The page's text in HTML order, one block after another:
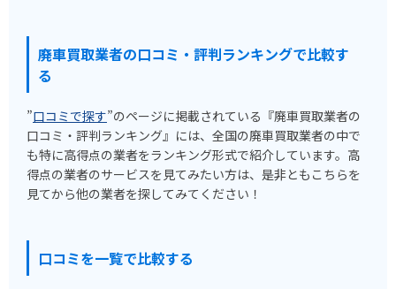
廃車買取業者の口コミ・評判ランキングで比較す
る
”口コミで探す”のページに掲載されている『廃車買取業者の
口コミ・評判ランキング』には、全国の廃車買取業者の中で
も特に高得点の業者をランキング形式で紹介しています。高
得点の業者のサービスを見てみたい方は、是非ともこちらを
見てから他の業者を探してみてください！
口コミを一覧で比較する